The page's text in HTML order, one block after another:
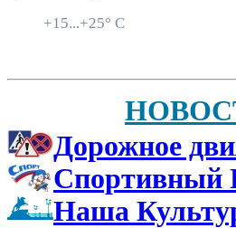
+15...+25° C
Дорожное
Спортивный
Наша